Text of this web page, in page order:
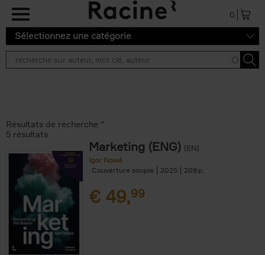
Aller au contenu principal
0
Sélectionnez une catégorie
Résultats de recherche ''
5 résultats
Marketing (ENG) (EN)
Igor Nowé
Couverture souple
2025 208
€ 49,99